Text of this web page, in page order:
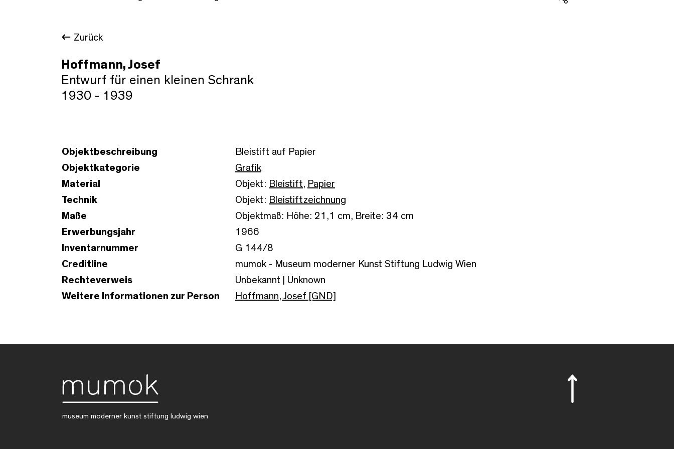
Zurück
Hoffmann, Josef
Entwurf für einen kleinen Schrank
1930 - 1939
Objektbeschreibung
Bleistift auf Papier
Objektkategorie
Grafik
Material
Objekt: Bleistift, Papier
Technik
Objekt: Bleistiftzeichnung
Maße
Objektmaß: Höhe: 21,1 cm, Breite: 34 cm
Erwerbungsjahr
1966
Inventarnummer
G 144/8
Creditline
mumok - Museum moderner Kunst Stiftung Ludwig Wien
Rechteverweis
Unbekannt | Unknown
Weitere Informationen zur Person
Hoffmann, Josef [GND]
museum moderner kunst stiftung ludwig wien